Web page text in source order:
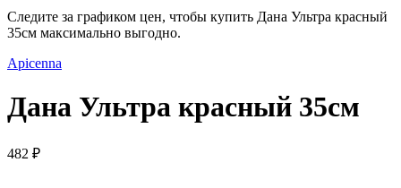
Следите за графиком цен, чтобы купить Дана Ультра красный
35см максимально выгодно.
Apicenna
Дана Ультра красный 35см
482 ₽